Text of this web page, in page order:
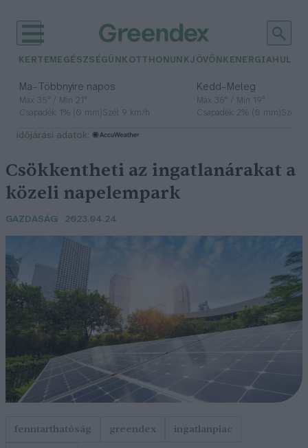
KERTEM EGÉSZSÉGÜNK OTTHONUNKJÖVŐNK ENERGIA
Ma– Többnyire napos
Max 35° / Min 21°
Csapadék: 1% (0 mm)Szél: 9 km/h
Kedd– Meleg
Max 36° / Min 19°
Csapadék: 2% (0 mm)Szél:
időjárási adatok:
Csökkentheti az ingatlanárakat a
közeli napelempark
GAZDASÁG 2023.04.24
fenntarthatóság greendex
ingatlanpiac